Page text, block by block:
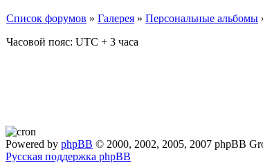
Список форумов » Галерея » Персональные альбомы
Часовой пояс: UTC + 3 часа
Powered by phpBB © 2000, 2002, 2005, 2007 phpBB
Русская поддержка phpBB